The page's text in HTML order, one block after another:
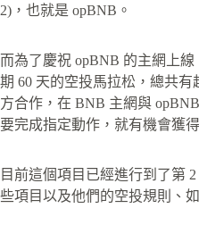
2)，也就是 opBNB。
而為了慶祝 opBNB 的主網上
期 60 天的空投馬拉松，總共有
方合作，在 BNB 主網與
要完成指定動作，就有機會獲
目前這個項目已經進行到了第
些項目以及他們的空投規則、